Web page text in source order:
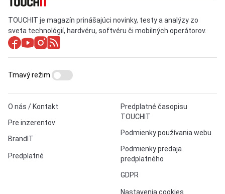
TOUCHIT je magazín prinášajúci novinky, testy a analýzy zo
sveta technológií, hardvéru, softvéru či mobilných operátorov.
O nás / Kontakt
Pre inzerentov
BrandIT
Predplatné
Predplatné časopisu
TOUCHIT
Podmienky používania webu
Podmienky predaja
predplatného
GDPR
Nastavenia cookies
Tmavý režim